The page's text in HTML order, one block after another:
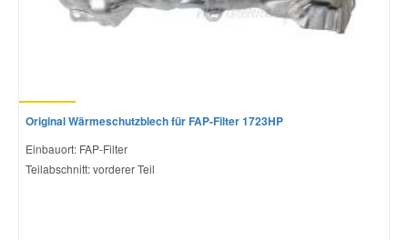
Original Wärmeschutzblech für FAP-Filter 1723HP
Einbauort: FAP-Filter
Teilabschnitt: vorderer Teil